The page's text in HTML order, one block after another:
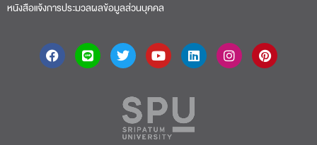
หนังสือแจ้งการประมวลผลข้อมูลส่วนบุคคล